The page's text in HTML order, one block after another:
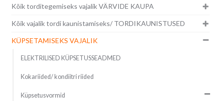
Kõik torditegemiseks vajalik VÄRVIDE KAUPA
Kõik vajalik tordi kaunistamiseks/ TORDIKAUNISTUSED
KÜPSETAMISEKS VAJALIK
ELEKTRILISED KÜPSETUSSEADMED
Kokariided/ kondiitri riided
Küpsetusvormid